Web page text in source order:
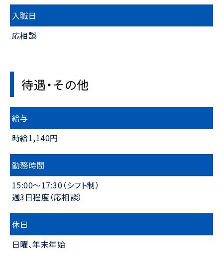
入職日
応相談
待遇・その他
給与
時給1,140円
勤務時間
15:00～17:30（シフト制）
週3日程度（応相談）
休日
日曜、年末年始